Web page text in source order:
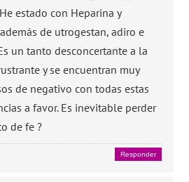
estado con Heparina y
de utrogestan, adiro e
un tanto desconcertante a la
y se encuentran muy
de negativo con todas estas
a favor. Es inevitable perder
de fe ?
Responder